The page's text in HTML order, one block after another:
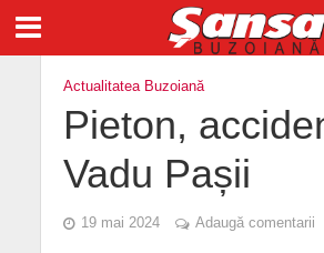
Actualitatea Buzoiană
Pieton,
Vadu Pașii
19 mai 2024 Adaugă comentarii